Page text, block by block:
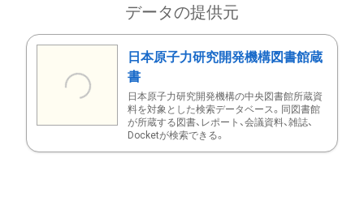
データの提供元
日本原子力研究開発機構図書館蔵
書
日本原子力研究開発機構の中央図書館所蔵資
料を対象とした検索データベース。同図書館
が所蔵する図書、レポート、会議資料、雑誌、
Docketが検索できる。